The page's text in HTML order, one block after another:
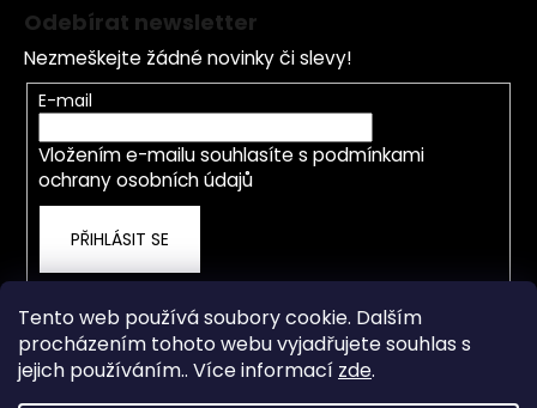
Tento web používá soubory cookie. Dalším
procházením tohoto webu vyjadřujete souhlas s
jejich používáním.. Více informací zde.
Odebírat newsletter
Nezmeškejte žádné novinky či slevy!
E-mail
Vložením e-mailu souhlasíte s podmínkami
ochrany osobních údajů
PŘIHLÁSIT SE